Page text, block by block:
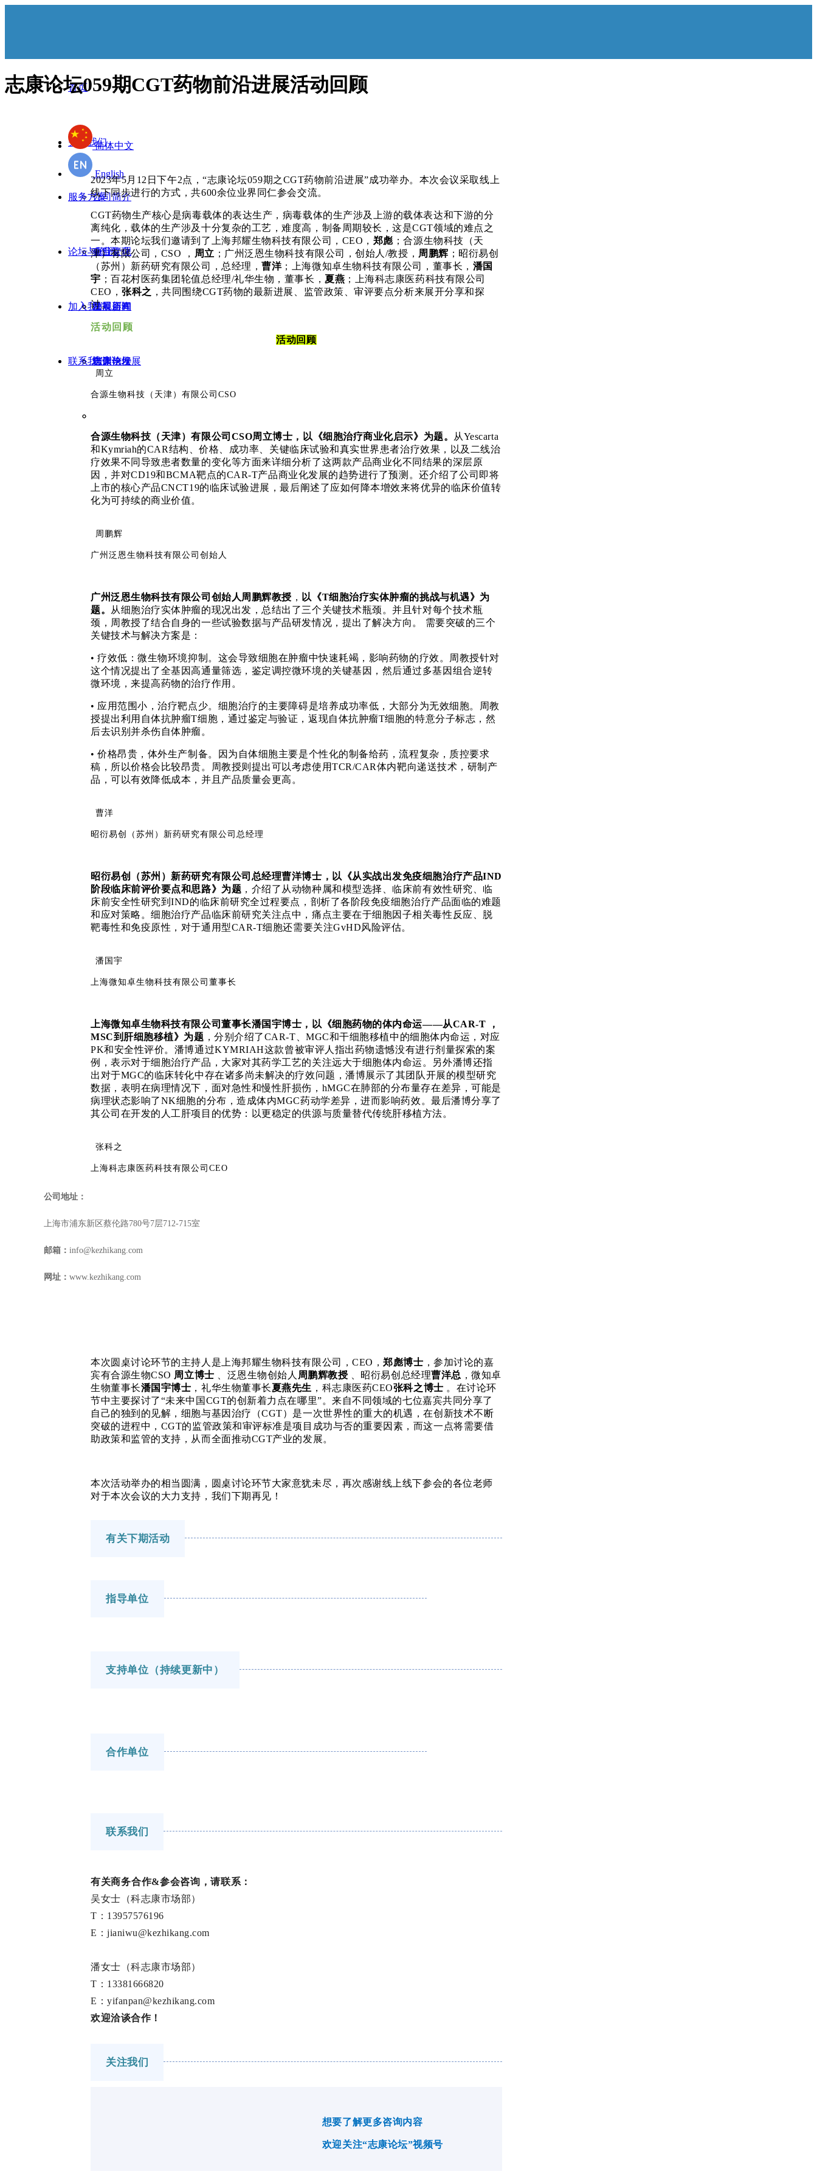
首页
关于我们
公司简介
企业文化
发展历程
合作伙伴
服务方案
项目管理
法规咨询
志康论坛
论坛与资讯
公司新闻
志康论坛
加入我们
培训与发展
联系我们
简体中文
English
志康论坛059期CGT药物前沿进展活动回顾
2023年5月12日下午2点，“志康论坛059期之CGT药物前沿进展”成功举办。本次会议采取线上
线下同步进行的方式，共600余位业界同仁参会交流。
CGT药物生产核心是病毒载体的表达生产，病毒载体的生产涉及上游的载体表达和下游的分
离纯化，载体的生产涉及十分复杂的工艺，难度高，制备周期较长，这是CGT领域的难点之
一。本期论坛我们邀请到了上海邦耀生物科技有限公司，CEO， 郑彪 ；合源生物科技（天
津）有限公司， CSO ， 周立 ；广州泛恩生物科技有限公司，创始人 /教授， 周鹏辉 ；昭衍易创
（苏州）新药研究有限公司，总经理，曹洋；上海微知卓生物科技有限公司，董事长， 潘国
宇 ；百花村医药集团轮值总经理/礼华生物，董事长，夏燕 ；上海科志康医药科技有限公司
CEO，张科之 ，共同围绕CGT药物的最新进展、监管政策、审评要点分析来展开分享和探
讨。
活动回顾
活动回顾
周立
合源生物科技（天津）有限公司CSO
合源生物科技（天津）有限公司 CSO周立博士 ， 以《细胞治疗商业化启示》为题。 从Yescarta
和Kymriah的CAR结构、价格、成功率、关键临床试验和真实世界患者治疗效果，以及二线治
疗效果不同导致患者数量的变化等方面来详细分析了这两款产品商业化不同结果的深层原
因，并对CD19和BCMA靶点的CAR-T产品商业化发展的趋势进行了预测。还介绍了公司即将
上市的核心产品CNCT19的临床试验进展，最后阐述了应如何降本增效来将优异的临床价值转
化为可持续的商业价值。
周鹏辉
广州泛恩生物科技有限公司创始人
广州泛恩生物科技有限公司创始人周鹏辉教授 ， 以 《T细胞治疗实体肿瘤的挑战与机遇》 为
题。
从细胞治疗实体肿瘤的现况出发，总结出了三个关键技术瓶颈。并且针对每个技术瓶
颈，周教授了结合自身的一些试验数据与产品研发情况，提出了解决方向。
需要突破的三个
关键技术与解决方案是：
• 疗效低：微生物环境抑制。这会导致细胞在肿瘤中快速耗竭，影响药物的疗效。周教授针对
这个情况提出了全基因高通量筛选，鉴定调控微环境的关键基因，然后通过多基因组合逆转
微环境，来提高药物的治疗作用。
• 应用范围小，治疗靶点少。细胞治疗的主要障碍是培养成功率低，大部分为无效细胞。周教
授提出利用自体抗肿瘤T细胞，通过鉴定与验证，返现自体抗肿瘤T细胞的特意分子标志，然
后去识别并杀伤自体肿瘤。
• 价格昂贵，体外生产制备。因为自体细胞主要是个性化的制备给药，流程复杂，质控要求
稿，所以价格会比较昂贵。周教授则提出可以考虑使用TCR/CAR体内靶向递送技术，研制产
品，可以有效降低成本，并且产品质量会更高。
曹洋
昭衍易创（苏州）新药研究有限公司总经理
昭衍易创（苏州）新药研究有限公司总经理曹洋博士，以《从实战出发免疫细胞治疗产品IND
阶段临床前评价要点和思路》为题 ，介绍了从动物种属和模型选择、临床前有效性研究、临
床前安全性研究到IND的临床前研究全过程要点，剖析了各阶段免疫细胞治疗产品面临的难题
和应对策略。细胞治疗产品临床前研究关注点中，痛点主要在于细胞因子相关毒性反应、脱
靶毒性和免疫原性，对于通用型CAR-T细胞还需要关注GvHD风险评估。
潘国宇
上海微知卓生物科技有限公司董事长
上海微知卓生物科技有限公司董事长潘国宇博士 ， 以《细胞药物的体内命运——从CAR-T ，
MSC到肝细胞移植》为题 ，分别介绍了CAR-T、MGC和干细胞移植中的细胞体内命运，对应
PK和安全性评价。潘博通过KYMRIAH这款曾被审评人指出药物遗憾没有进行剂量探索的案
例，表示对于细胞治疗产品，大家对其药学工艺的关注远大于细胞体内命运。另外潘博还指
出对于MGC的临床转化中存在诸多尚未解决的疗效问题，潘博展示了其团队开展的模型研究
数据，表明在病理情况下，面对急性和慢性肝损伤， hMGC在肺部的分布量存在差异，可能是
病理状态影响了NK细胞的分布，造成体内MGC药动学差异，进而影响药效。最后潘博分享了
其公司在开发的人工肝项目的优势：以更稳定的供源与质量替代传统肝移植方法。
张科之
上海科志康医药科技有限公司CEO
点》为题，张博以详实的数据对比历年中美
虑，企业注重创新突破，而监管部门关心质量安全。审评新药时，监管部门依据科学方法论
推进。最后，张
本次圆桌讨论环节的主持人是上海邦耀生物科技有限公司，CEO，郑彪博士 ，参加讨论的嘉
宾有合源生物CSO 周立博士 、泛恩生物创始人 周鹏辉教授 、昭衍易创总经理曹洋总 ，微知卓
生物董事长潘国宇博士 ，礼华生物董事长夏燕先生 ，科志康医药CEO张科之博士 。在讨论环
节中主要探讨了“未来中国CGT的创新着力点在哪里”。来自不同领域的七位嘉宾共同分享了
自己的独到的见解，细胞与基因治疗（CGT）是一次世界性的重大的机遇，在创新技术不断
突破的进程中，CGT的监管政策和审评标准是项目成功与否的重要因素，而这一点将需要借
助政策和监管的支持，从而全面推动CGT产业的发展。
本次活动举办的相当圆满， 圆桌讨论环节大家意犹未尽 ，再次感谢线上线下参会的各位老师
对于本次会议的大力支持，我们下期再见！
有关下期活动
指导单位
支持单位（持续更新中）
合作单位
联系我们
有关商务合作&参会咨询，请联系：
吴女士（科志康市场部）
T：13957576196
E：jianiwu@kezhikang.com
潘女士（科志康市场部）
T：13381666820
E：yifanpan@kezhikang.com
欢迎洽谈合作！
关注我们
想要了解更多咨询内容
欢迎关注“志康论坛”视频号
公司地址：
上海市浦东新区蔡伦路780号7层712-715室
邮箱： info@kezhikang.com
网址： www.kezhikang.com